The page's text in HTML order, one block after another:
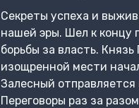
Секреты успеха и
нашей эры. Шел к концу
борьбы за власть.
изощренной мести
Залесный
Переговоры раз за